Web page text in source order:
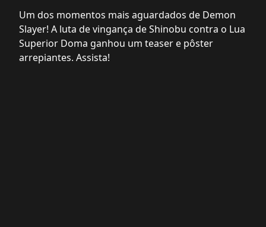
Um dos momentos mais aguardados de Demon
Slayer! A luta de vingança de Shinobu contra o Lua
Superior Doma ganhou um teaser e pôster
arrepiantes. Assista!